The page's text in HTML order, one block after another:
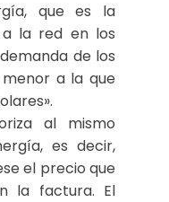
que es la
la red en los
de los
a la que
al mismo
es decir,
el precio que
la factura. El